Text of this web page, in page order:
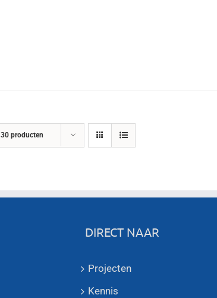
30 producten
DIRECT NAAR
Projecten
Kennis